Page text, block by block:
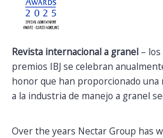
Revista internacional a granel –
premios IBJ se celebran
honor que han proporcionado
a la industria de manejo a granel
Over the years Nectar Group has